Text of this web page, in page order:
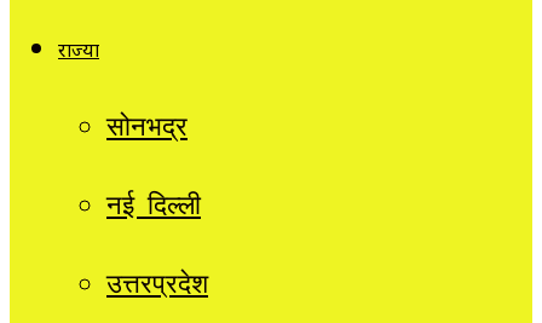
राज्यों
सोनभद्र
नई दिल्ली
उत्तरप्रदेश